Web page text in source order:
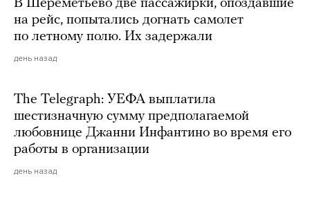
В Шереметьево две пассажирки, опоздавшие
на рейс, попытались догнать самолет
по летному полю. Их задержали
день назад
The Telegraph: УЕФА выплатила
шестизначную сумму предполагаемой
любовнице Джанни Инфантино во время его
работы в организации
день назад